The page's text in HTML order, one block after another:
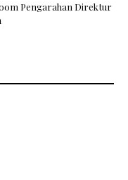
Pengarahan Direktur